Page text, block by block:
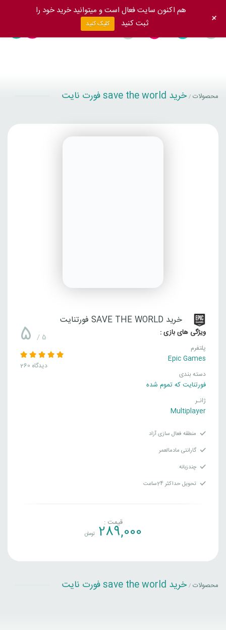
محصولات / خريد save the world فورت نايت
خرید SAVE THE WORLD فورتنایت
ویژگی های بازی :
پلتفرم
Epic Games
دسته بندی
فورتنایت که تموم شده
ژانـر
Multiplayer
5 / 5
260 دیدگاه
منطقه فعال سازی آزاد
گارانتی مادمالعمر
چندزبانه
تحویل حداکثر 24ساعت
قیمت :
289,000 تومان
محصولات / خريد save the world فورت نايت
هم اکنون سایت فعال است و میتوانید خرید خود را
ثبت کنید
کلیک کنید +